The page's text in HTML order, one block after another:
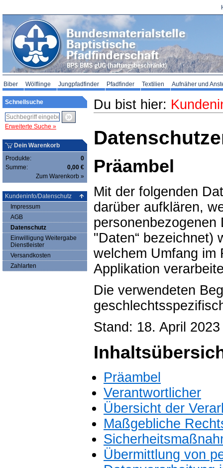
Biber Wölflinge Jungpfadfinder Pfadfinder Textilien Aufnäher und
Schnellsuche
Erweiterte Suche »
Dein Warenkorb
Produkte:
0
Summe:
0,00 €
Zum Warenkorb »
Kundeninfo/Datenschutz
Impressum
AGB
Datenschutz
Einwilligung Weitergabe
Dienstleister
Versandkosten
Zahlarten
Du bist hier:
Präambel
Mit der folgenden
darüber aufklären,
"Daten“ bezeichnet)
welchem Umfang im
Applikation
Die verwendeten
Stand: 18. April 2023
Präambel
Verantwortlicher
Übersicht der
Maßgebliche
Übermittlung von